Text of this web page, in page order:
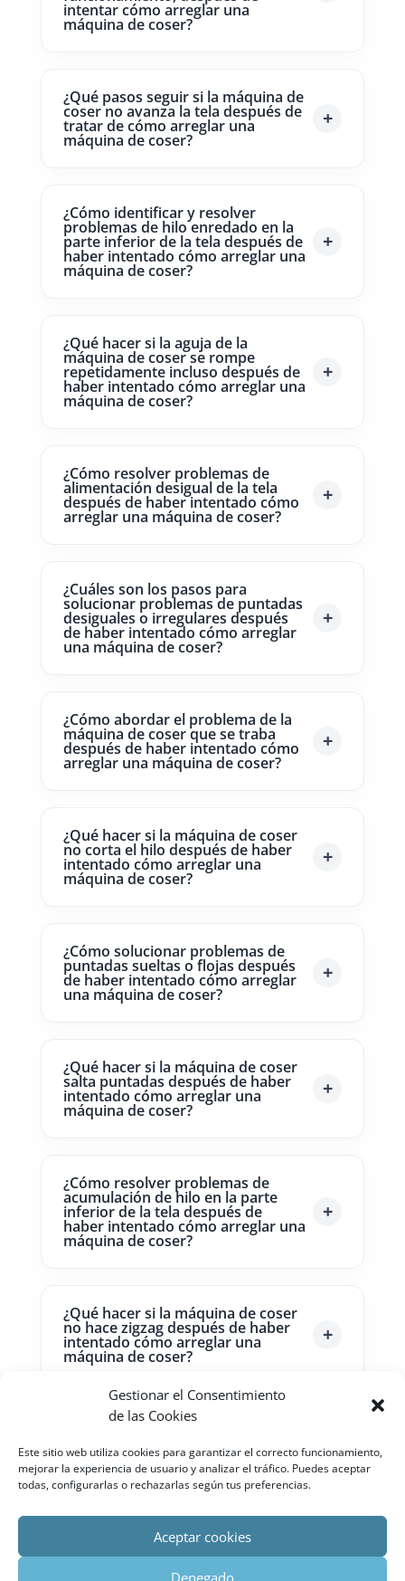
Gestionar el Consentimiento
de las Cookies
Este sitio web utiliza cookies para garantizar el correcto funcionamiento,
mejorar la experiencia de usuario y analizar el tráfico. Puedes aceptar
todas, configurarlas o rechazarlas según tus preferencias.
Aceptar cookies
Denegado
intentar cómo arreglar una
máquina de coser?
¿Qué pasos seguir si la máquina de
coser no avanza la tela después de
tratar de cómo arreglar una
máquina de coser?
¿Cómo identificar y resolver
problemas de hilo enredado en la
parte inferior de la tela después de
haber intentado cómo arreglar una
máquina de coser?
¿Qué hacer si la aguja de la
máquina de coser se rompe
repetidamente incluso después de
haber intentado cómo arreglar una
máquina de coser?
¿Cómo resolver problemas de
alimentación desigual de la tela
después de haber intentado cómo
arreglar una máquina de coser?
¿Cuáles son los pasos para
solucionar problemas de puntadas
desiguales o irregulares después
de haber intentado cómo arreglar
una máquina de coser?
¿Cómo abordar el problema de la
máquina de coser que se traba
después de haber intentado cómo
arreglar una máquina de coser?
¿Qué hacer si la máquina de coser
no corta el hilo después de haber
intentado cómo arreglar una
máquina de coser?
¿Cómo solucionar problemas de
puntadas sueltas o flojas después
de haber intentado cómo arreglar
una máquina de coser?
¿Qué hacer si la máquina de coser
salta puntadas después de haber
intentado cómo arreglar una
máquina de coser?
¿Cómo resolver problemas de
acumulación de hilo en la parte
inferior de la tela después de
haber intentado cómo arreglar una
máquina de coser?
¿Qué hacer si la máquina de coser
no hace zigzag después de haber
intentado cómo arreglar una
máquina de coser?
máquina de coser que no
retrocede después de haber
intentado cómo arreglar una
máquina de coser?